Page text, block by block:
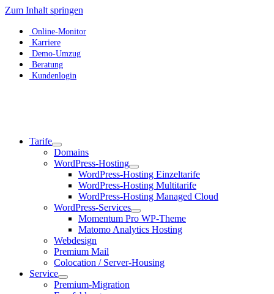
Zum Inhalt springen
Online-Monitor
Karriere
Demo-Umzug
Beratung
Kundenlogin
Tarife
Domains
WordPress-Hosting
WordPress-Hosting Einzeltarife
WordPress-Hosting Multitarife
WordPress-Hosting Managed Cloud
WordPress-Services
Momentum Pro WP-Theme
Matomo Analytics Hosting
Webdesign
Premium Mail
Colocation / Server-Housing
Service
Premium-Migration